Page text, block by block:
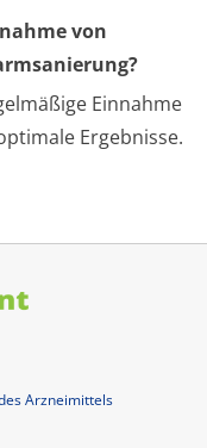
von
Einnahme
Ergebnisse.
Arzneimittels